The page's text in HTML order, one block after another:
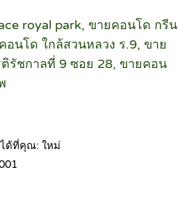
royal park, ขายคอนโด กรีน
อนโด ใกล้สวนหลวง ร.9, ขาย
ติรัชกาลที่ 9 ซอย 28, ขายคอน
ด้ที่คุณ: ใหม่